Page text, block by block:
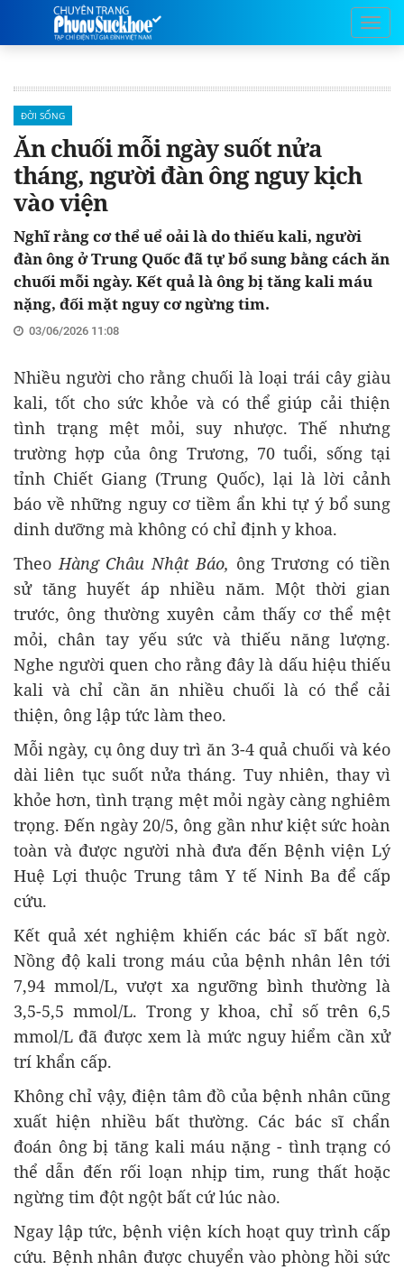
ĐỜI SỐNG
Ăn chuối mỗi ngày suốt nửa
tháng, người đàn ông nguy kịch
vào viện
Nghĩ rằng cơ thể uể oải là do thiếu kali, người
đàn ông ở Trung Quốc đã tự bổ sung bằng cách ăn
chuối mỗi ngày. Kết quả là ông bị tăng kali máu
nặng, đối mặt nguy cơ ngừng tim.
03/06/2026 11:08
Nhiều người cho rằng chuối là loại trái cây giàu
kali, tốt cho sức khỏe và có thể giúp cải thiện
tình trạng mệt mỏi, suy nhược. Thế nhưng
trường hợp của ông Trương, 70 tuổi, sống tại
tỉnh Chiết Giang (Trung Quốc), lại là lời cảnh
báo về những nguy cơ tiềm ẩn khi tự ý bổ sung
dinh dưỡng mà không có chỉ định y khoa.
TheoHàng Châu Nhật Báo, ông Trương có tiền
sử tăng huyết áp nhiều năm. Một thời gian
trước, ông thường xuyên cảm thấy cơ thể mệt
mỏi, chân tay yếu sức và thiếu năng lượng.
Nghe người quen cho rằng đây là dấu hiệu thiếu
kali và chỉ cần ăn nhiều chuối là có thể cải
thiện, ông lập tức làm theo.
Mỗi ngày, cụ ông duy trì ăn 3-4 quả chuối và kéo
dài liên tục suốt nửa tháng. Tuy nhiên, thay vì
khỏe hơn, tình trạng mệt mỏi ngày càng nghiêm
trọng. Đến ngày 20/5, ông gần như kiệt sức hoàn
toàn và được người nhà đưa đến Bệnh viện Lý
Huệ Lợi thuộc Trung tâm Y tế Ninh Ba để cấp
cứu.
Kết quả xét nghiệm khiến các bác sĩ bất ngờ.
Nồng độ kali trong máu của bệnh nhân lên tới
7,94 mmol/L, vượt xa ngưỡng bình thường là
3,5-5,5 mmol/L. Trong y khoa, chỉ số trên 6,5
mmol/L đã được xem là mức nguy hiểm cần xử
trí khẩn cấp.
Không chỉ vậy, điện tâm đồ của bệnh nhân cũng
xuất hiện nhiều bất thường. Các bác sĩ chẩn
đoán ông bị tăng kali máu nặng - tình trạng có
thể dẫn đến rối loạn nhịp tim, rung thất hoặc
ngừng tim đột ngột bất cứ lúc nào.
Ngay lập tức, bệnh viện kích hoạt quy trình cấp
cứu. Bệnh nhân được chuyển vào phòng hồi sức